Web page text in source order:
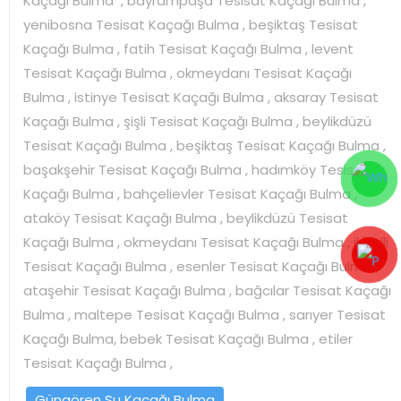
yenibosna Tesisat Kaçağı Bulma , beşiktaş Tesisat
Kaçağı Bulma , fatih Tesisat Kaçağı Bulma , levent
Tesisat Kaçağı Bulma , okmeydanı Tesisat Kaçağı
Bulma , istinye Tesisat Kaçağı Bulma , aksaray Tesisat
Kaçağı Bulma , şişli Tesisat Kaçağı Bulma , beylikdüzü
Tesisat Kaçağı Bulma , beşiktaş Tesisat Kaçağı Bulma ,
başakşehir Tesisat Kaçağı Bulma , hadımköy Tesisat
Kaçağı Bulma , bahçelievler Tesisat Kaçağı Bulma ,
ataköy Tesisat Kaçağı Bulma , beylikdüzü Tesisat
Kaçağı Bulma , okmeydanı Tesisat Kaçağı Bulma , ikitelli
Tesisat Kaçağı Bulma , esenler Tesisat Kaçağı Bulma ,
ataşehir Tesisat Kaçağı Bulma , bağcılar Tesisat Kaçağı
Bulma , maltepe Tesisat Kaçağı Bulma , sarıyer Tesisat
Kaçağı Bulma, bebek Tesisat Kaçağı Bulma , etiler
Tesisat Kaçağı Bulma ,